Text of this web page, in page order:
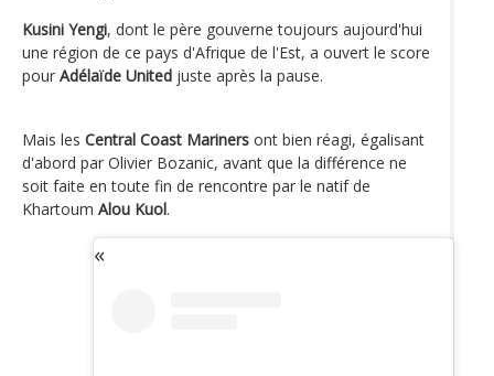
Kusini Yengi, dont le père gouverne toujours aujourd'hui
une région de ce pays d'Afrique de l'Est, a ouvert le score
pour Adélaïde United juste après la pause.
Mais les Central Coast Mariners ont bien réagi, égalisant
d'abord par Olivier Bozanic, avant que la différence ne
soit faite en toute fin de rencontre par le natif de
Khartoum Alou Kuol.